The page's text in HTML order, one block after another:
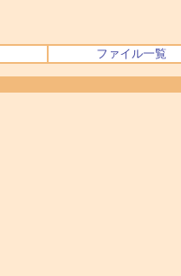
ファイル一覧